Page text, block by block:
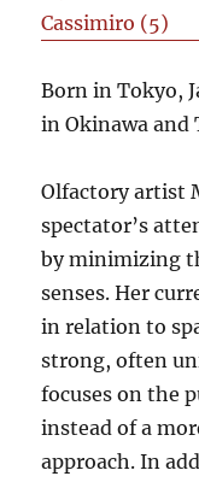
Born in Tokyo,
in Okinawa and
Olfactory artist
spectator’s
by minimizing
senses. Her
in relation to
strong, often
focuses on the
instead of a
approach. In